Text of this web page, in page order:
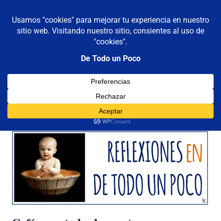
contenido
De todo un poco
Reflexiones,
Viajes
MENÚ
Categoría:cafe